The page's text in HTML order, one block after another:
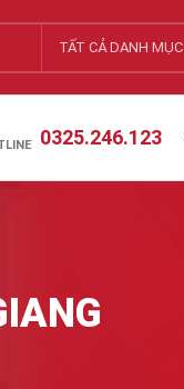
TẤT CẢ DANH MỤC
0325.246.123